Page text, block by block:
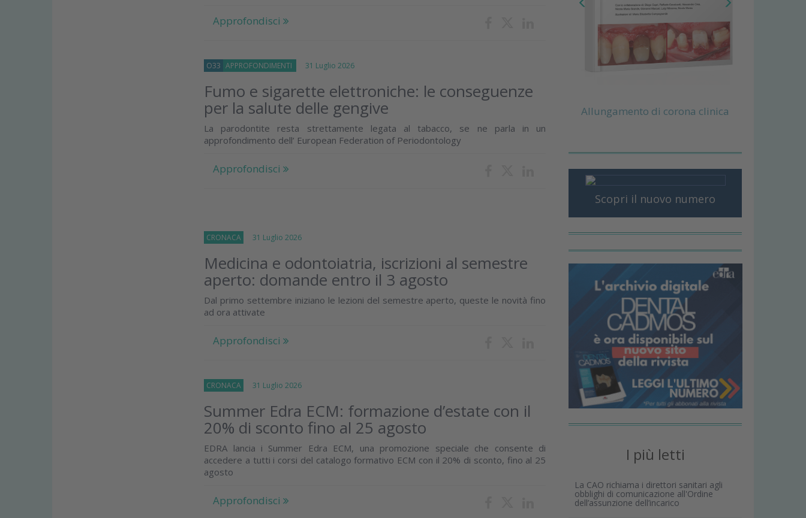
Approfondisci
O33 APPROFONDIMENTI 31 Luglio 2026
Fumo e sigarette elettroniche: le conseguenze
per la salute delle gengive
La parodontite resta strettamente legata al tabacco, se ne parla in un
approfondimento dell’ European Federation of Periodontology
Approfondisci
CRONACA 31 Luglio 2026
Medicina e odontoiatria, iscrizioni al semestre
aperto: domande entro il 3 agosto
Dal primo settembre iniziano le lezioni del semestre aperto, queste le novità fino
ad ora attivate
Approfondisci
CRONACA 31 Luglio 2026
Summer Edra ECM: formazione d’estate con il
20% di sconto fino al 25 agosto
EDRA lancia i Summer Edra ECM, una promozione speciale che consente di
accedere a tutti i corsi del catalogo formativo ECM con il 20% di sconto, fino al 25
agosto
Approfondisci
Allungamento di corona clinica
Scopri il nuovo numero
I più letti
La CAO richiama i direttori sanitari agli
obblighi di comunicazione all'Ordine
dell’assunzione dell’incarico